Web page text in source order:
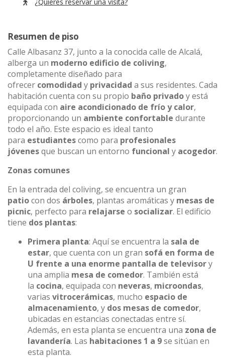
Resumen de piso
Calle Albasanz 37, junto a la conocida calle de Alcalá,
alberga un moderno edificio de coliving,
completamente diseñado para
ofrecer comodidad y privacidad a sus residentes. Cada
habitación cuenta con su propio baño privadoy está
equipada con aire acondicionado de frío y calor,
proporcionando un ambiente confortable durante
todo el año. Este espacio es ideal tanto
para estudiantescomo para profesionales
jóvenesque buscan un entorno funcional y acogedor.
Zonas comunes
En la entrada del coliving, se encuentra un gran
patiocon dos árboles, plantas aromáticas y mesas de
picnic, perfecto para relajarse o socializar. El edificio
tiene dos plantas:
Primera planta: Aquí se encuentra la sala de
estar, que cuenta con un gran sofá en forma de
U frente a una enorme pantalla de televisory
una amplia mesa de comedor. También está
la cocina, equipada con neveras, microondas,
varias vitrocerámicas, mucho espacio de
almacenamiento, y dos mesas de comedor,
ubicadas en estancias conectadas entre sí.
Además, en esta planta se encuentra una zona de
lavandería. Las habitaciones 1 a 9se sitúan en
esta planta.